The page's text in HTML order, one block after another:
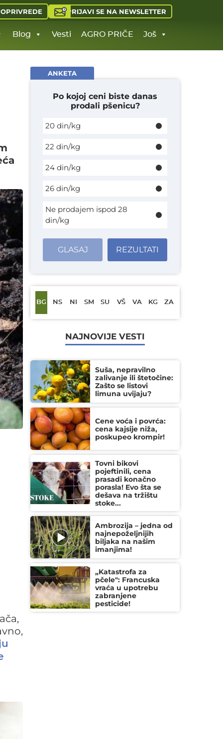
PRIJAVI SE NA NEWSLETTER
Blog Vesti AGRO PRIČE Još
ANKETA
Po kojoj ceni biste danas
prodali pšenicu?
20 din/kg
22 din/kg
24 din/kg
26 din/kg
Ne prodajem ispod 28
din/kg
GLASAJ REZULTATI
BG NS NI SM SU VŠ VA KG ZA
NAJNOVIJE VESTI
Suša, nepravilno
zalivanje ili štetočine:
Zašto se listovi
limuna uvijaju?
Cene voća i povrća:
cena kajsije niža,
poskupeo krompir!
Tovni bikovi
pojeftinili, cena
prasadi konačno
porasla! Evo šta se
dešava na tržištu
stoke...
Ambrozija – jedna od
najnepoželjnijih
biljaka na našim
imanjima!
„Katastrofa za
pčele": Francuska
vraća u upotrebu
zabranjene
pesticide!